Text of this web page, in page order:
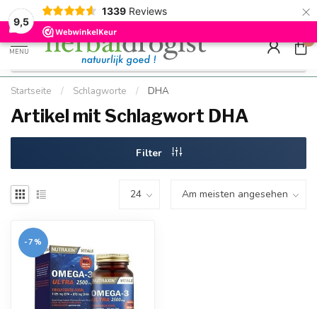
9,5
1339 Reviews ×
Kostenloser DE-Versand ab Mindestbestellwert |
Schnell geliefert
Minimum
Hızlı
MENU
0
Startseite / Schlagworte / DHA
Artikel mit Schlagwort DHA
Filter
-7%